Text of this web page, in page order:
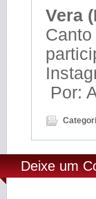
Vera
Por:
Deixe um